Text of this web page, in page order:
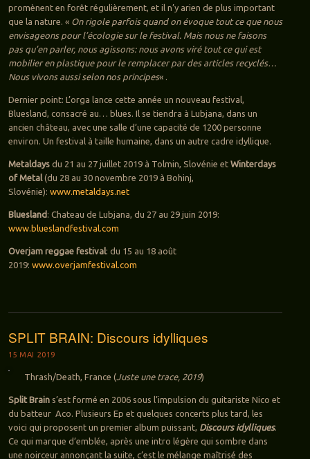
promènent en forêt régulièrement, et il n’y arien de plus important
que la nature. « On rigole parfois quand on évoque tout ce que nous
envisageons pour l’écologie sur le festival. Mais nous ne faisons
pas qu’en parler, nous agissons: nous avons viré tout ce qui est
mobilier en plastique pour le remplacer par des articles recyclés…
Nous vivons aussi selon nos principes« .
Dernier point: L’orga lance cette année un nouveau festival,
Bluesland, consacré au… blues. Il se tiendra à Lubjana, dans un
ancien château, avec une salle d’une capacité de 1200 personne
environ. Un festival à taille humaine, dans un autre cadre idyllique.
Metaldaysdu 21 au 27 juillet 2019 à Tolmin, Slovénie et Winterdays
of Metal(du 28 au 30 novembre 2019 à Bohinj,
Slovénie): www.metaldays.net
Bluesland : Chateau de Lubjana, du 27 au 29 juin 2019:
www.blueslandfestival.com
Overjam reggae festival: du 15 au 18 août
2019: www.overjamfestival.com
SPLIT BRAIN: Discours idylliques
15 MAI 2019
Thrash/Death, France (Juste une trace, 2019)
Split Brains’est formé en 2006 sous l’impulsion du guitariste Nico et
du batteur Aco. Plusieurs Ep et quelques concerts plus tard, les
voici qui proposent un premier album puissant, Discours idylliques.
Ce qui marque d’emblée, après une intro légère qui sombre dans
une noirceur annonçant la suite, c’est le mélange maîtrisé des